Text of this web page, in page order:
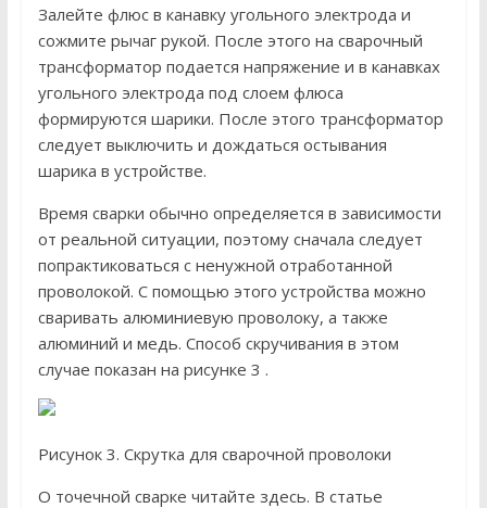
Залейте флюс в канавку угольного электрода и
сожмите рычаг рукой. После этого на сварочный
трансформатор подается напряжение и в канавках
угольного электрода под слоем флюса
формируются шарики. После этого трансформатор
следует выключить и дождаться остывания
шарика в устройстве.
Время сварки обычно определяется в зависимости
от реальной ситуации, поэтому сначала следует
попрактиковаться с ненужной отработанной
проволокой. С помощью этого устройства можно
сваривать алюминиевую проволоку, а также
алюминий и медь. Способ скручивания в этом
случае показан на рисунке 3 .
Рисунок 3. Скрутка для сварочной проволоки
О точечной сварке читайте здесь. В статье